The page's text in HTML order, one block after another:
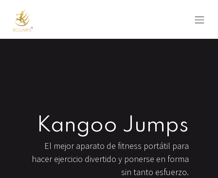
Kangoo Jumps
El mejor aparato de fitness portátil para
hacer ejercicio divertido y ponerse en forma
sin tanto esfuerzo.